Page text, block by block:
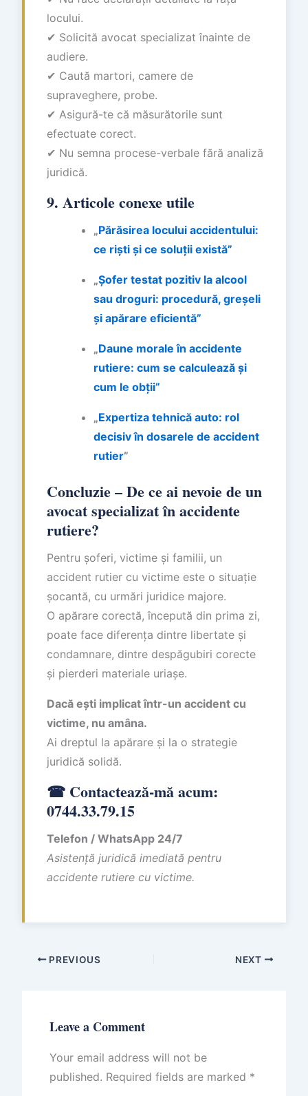
locului.
✔ Solicită avocat specializat înainte de
audiere.
✔ Caută martori, camere de
supraveghere, probe.
✔ Asigură-te că măsurătorile sunt
efectuate corect.
✔ Nu semna procese-verbale fără analiză
juridică.
9. Articole conexe utile
„Părăsirea locului accidentului:
ce riști și ce soluții există”
„Șofer testat pozitiv la alcool
sau droguri: procedură, greșeli
și apărare eficientă”
„Daune morale în accidente
rutiere: cum se calculează și
cum le obții”
„Expertiza tehnică auto: rol
decisiv în dosarele de accident
rutier”
Concluzie – De ce ai nevoie de un
avocat specializat în accidente
rutiere?
Pentru șoferi, victime și familii, un
accident rutier cu victime este o situație
șocantă, cu urmări juridice majore.
O apărare corectă, începută din prima zi,
poate face diferența dintre libertate și
condamnare, dintre despăgubiri corecte
și pierderi materiale uriașe.
Dacă ești implicat într-un accident cu
victime, nu amâna.
Ai dreptul la apărare și la o strategie
juridică solidă.
☎ Contactează-mă acum:
0744.33.79.15
Telefon / WhatsApp 24/7
Asistență juridică imediată pentru
accidente rutiere cu victime.
PREVIOUS NEXT
Leave a Comment
Your email address will not be
published. Required fields are marked *